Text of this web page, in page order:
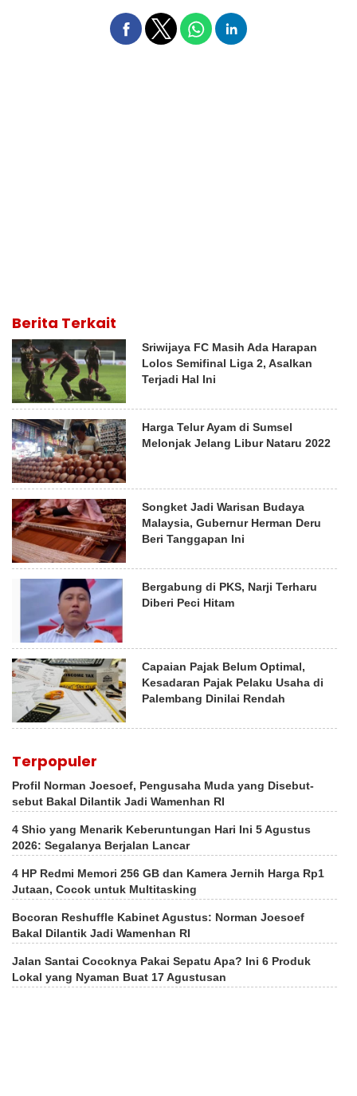
Berita Terkait
Sriwijaya FC Masih Ada Harapan
Lolos Semifinal Liga 2, Asalkan
Terjadi Hal Ini
Harga Telur Ayam di Sumsel
Melonjak Jelang Libur Nataru 2022
Songket Jadi Warisan Budaya
Malaysia, Gubernur Herman Deru
Beri Tanggapan Ini
Bergabung di PKS, Narji Terharu
Diberi Peci Hitam
Capaian Pajak Belum Optimal,
Kesadaran Pajak Pelaku Usaha di
Palembang Dinilai Rendah
Terpopuler
Profil Norman Joesoef, Pengusaha Muda yang Disebut-
sebut Bakal Dilantik Jadi Wamenhan RI
4 Shio yang Menarik Keberuntungan Hari Ini 5 Agustus
2026: Segalanya Berjalan Lancar
4 HP Redmi Memori 256 GB dan Kamera Jernih Harga Rp1
Jutaan, Cocok untuk Multitasking
Bocoran Reshuffle Kabinet Agustus: Norman Joesoef
Bakal Dilantik Jadi Wamenhan RI
Jalan Santai Cocoknya Pakai Sepatu Apa? Ini 6 Produk
Lokal yang Nyaman Buat 17 Agustusan